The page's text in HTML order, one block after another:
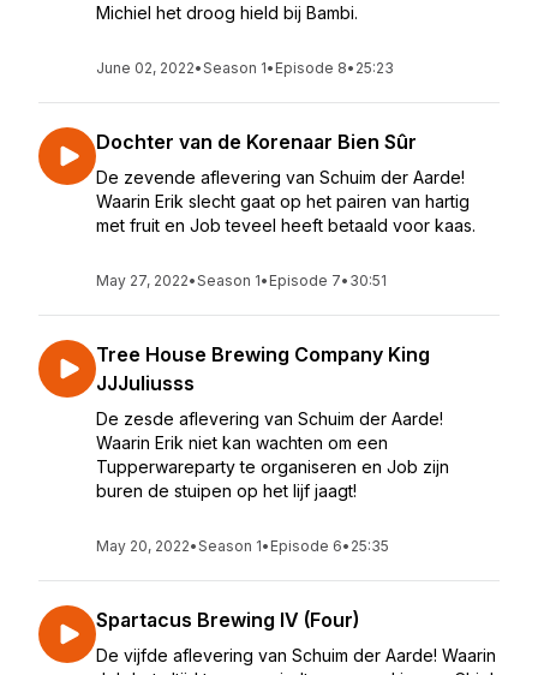
Michiel het droog hield bij Bambi.
June 02, 2022•Season 1• Episode 8• 25:23
Dochter van de Korenaar Bien Sûr
De zevende aflevering van Schuim der Aarde!
Waarin Erik slecht gaat op het pairen van hartig
met fruit en Job teveel heeft betaald voor kaas.
May 27, 2022•Season 1• Episode 7• 30:51
Tree House Brewing Company King
JJJuliusss
De zesde aflevering van Schuim der Aarde!
Waarin Erik niet kan wachten om een
Tupperwareparty te organiseren en Job zijn
buren de stuipen op het lijf jaagt!
May 20, 2022•Season 1• Episode 6• 25:35
Spartacus Brewing IV (Four)
De vijfde aflevering van Schuim der Aarde! Waarin